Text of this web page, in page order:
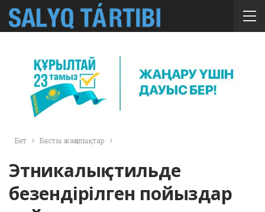
Бет Басты жаңалықтар
Этникалық стильде
безендірілген пойыздар